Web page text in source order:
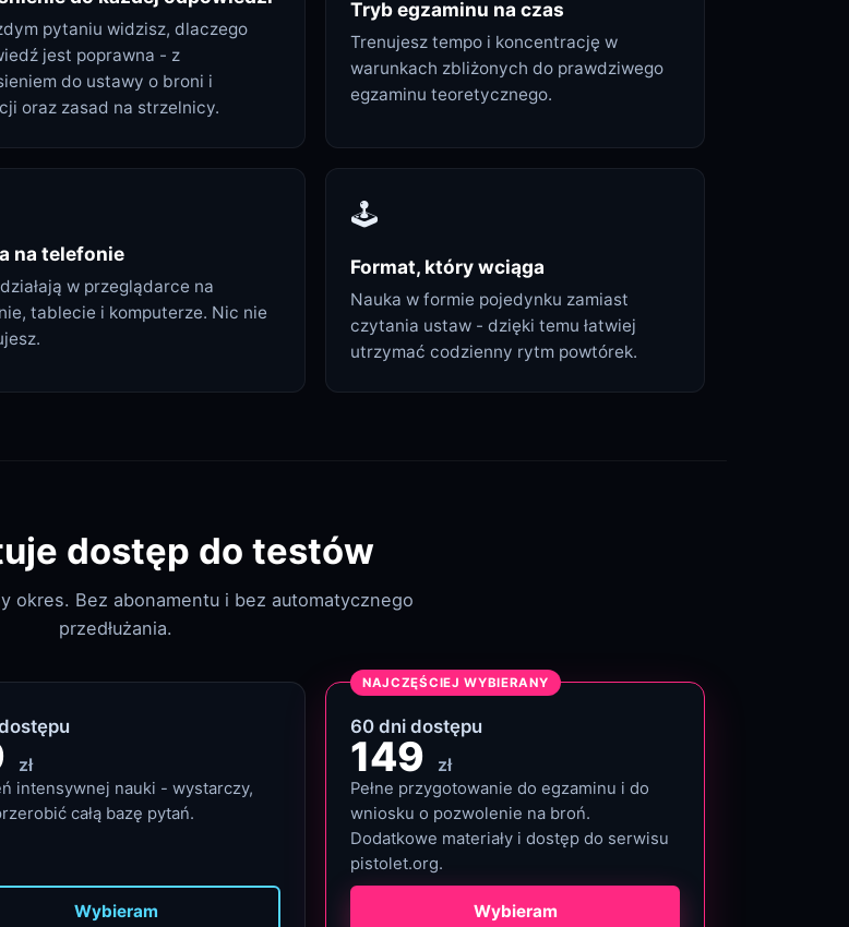
pytaniu widzisz, dlaczego
jest poprawna - z
do ustawy o broni i
oraz zasad na strzelnicy.
Tryb egzaminu na czas
Trenujesz tempo i koncentrację w
warunkach zbliżonych do prawdziwego
egzaminu teoretycznego.
na telefonie
w przeglądarce na
tablecie i komputerze. Nic nie
🕹️
Format, który wciąga
Nauka w formie pojedynku zamiast
czytania ustaw - dzięki temu łatwiej
utrzymać codzienny rytm powtórek.
dostęp do testów
okres. Bez abonamentu i bez automatycznego
przedłużania.
zł
intensywnej nauki - wystarczy,
całą bazę pytań.
Wybieram
NAJCZĘŚCIEJ WYBIERANY
60 dni dostępu
149 zł
Pełne przygotowanie do egzaminu i do
wniosku o pozwolenie na broń.
Dodatkowe materiały i dostęp do serwisu
pistolet.org.
Wybieram